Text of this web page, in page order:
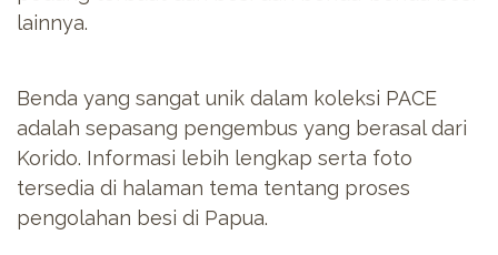
lainnya.
Benda yang sangat unik dalam koleksi PACE
adalah sepasang pengembus yang berasal dari
Korido. Informasi lebih lengkap serta foto
tersedia di halaman tema tentang proses
pengolahan besi di Papua.